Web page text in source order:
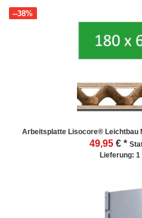
Arbeitsplatte Lisocore® Leichtbau
49,95
--38%
€ *
Lieferung: 1